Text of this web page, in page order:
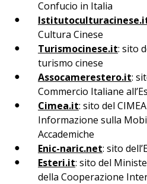
Confucio in Italia
Cultura Cinese
Turismocinese.it: sito
turismo cinese
Assocamerestero.it:
Commercio Italiane
Cimea.it: sito del
Informazione sulla
Accademiche
Enic-naric.net: sito
Esteri.it: sito del
della Cooperazione